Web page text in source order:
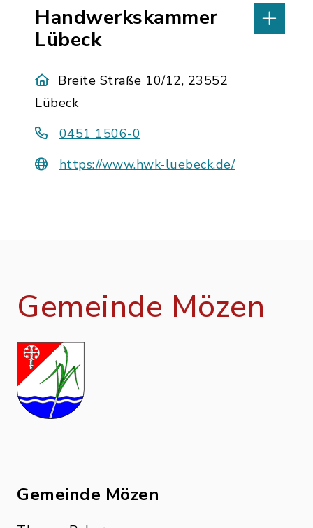
Handwerkskammer
Lübeck
Breite Straße 10/12, 23552
Lübeck
0451 1506-0
https://www.hwk-luebeck.de/
Gemeinde Mözen
Gemeinde Mözen